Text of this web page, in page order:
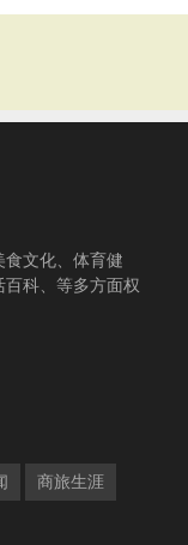
文化、体育健
科、等多方面权
商旅生涯